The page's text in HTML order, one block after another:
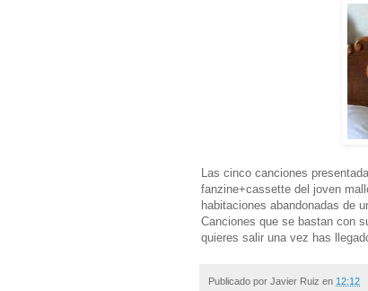
Las cinco canciones
fanzine+cassette del joven
habitaciones abandonadas de
Canciones que se bastan con
quieres salir una vez has
Publicado por Javier Ruiz en 12:12